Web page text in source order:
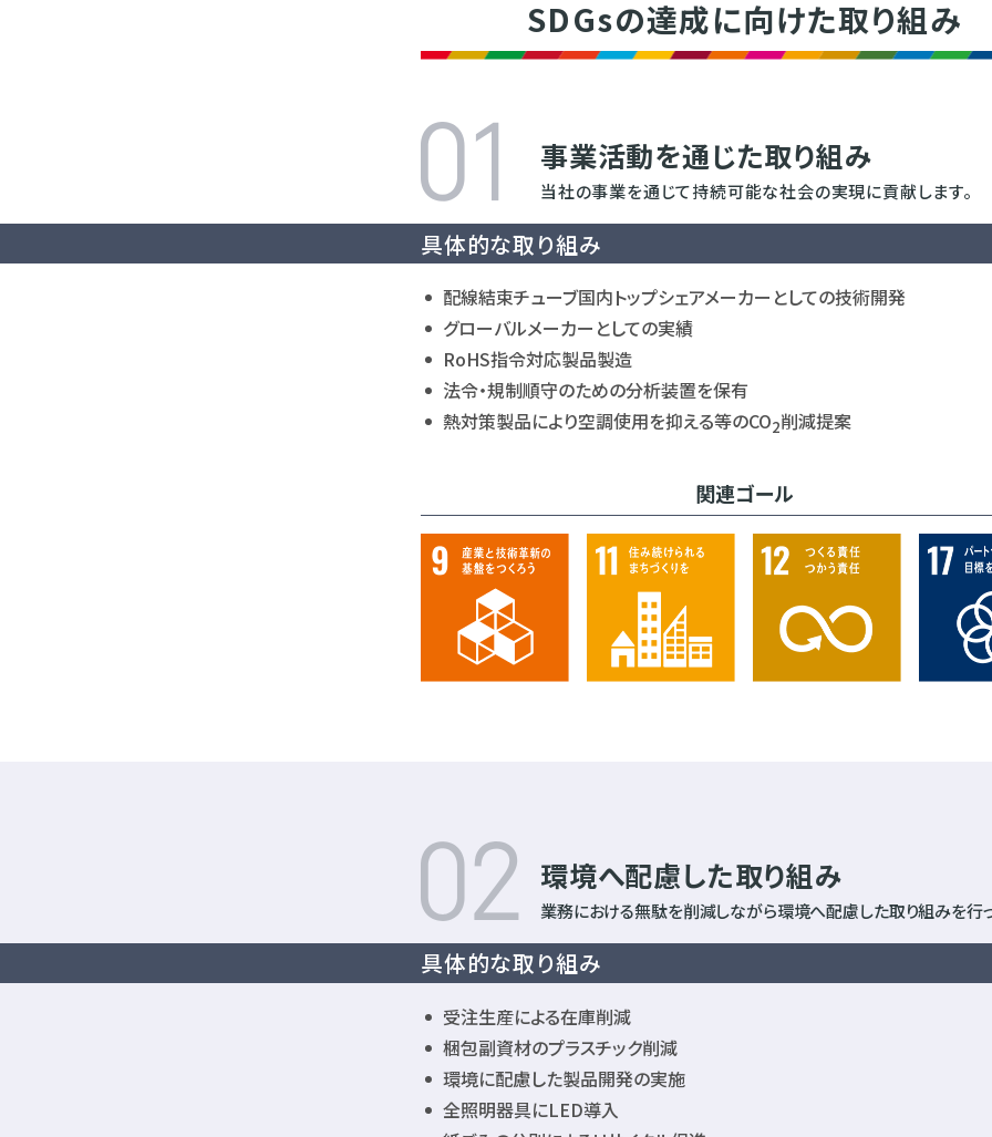
SDGsの達成に向けた取り組み
事業活動を通じた取り組み
当社の事業を通じて持続可能な社会の実現に貢献します。
具体的な取り組み
配線結束チューブ国内トップシェアメーカーとしての技術開発
グローバルメーカーとしての実績
RoHS指令対応製品製造
法令・規制順守のための分析装置を保有
熱対策製品により空調使用を抑える等のCO2削減提案
関連ゴール
環境へ配慮した取り組み
業務における無駄を削減しながら環境へ配慮した取り組みを行
具体的な取り組み
受注生産による在庫削減
梱包副資材のプラスチック削減
環境に配慮した製品開発の実施
全照明器具にLED導入